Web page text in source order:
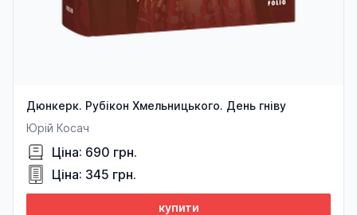
Дюнкерк. Рубікон Хмельницького. День гніву
Юрій Косач
Ціна: 690 грн.
Ціна: 345 грн.
купити